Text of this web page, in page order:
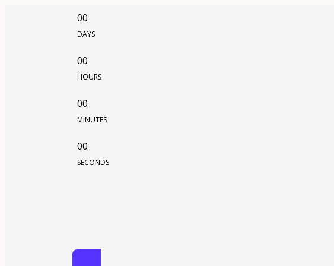
00
DAYS
00
HOURS
00
MINUTES
00
SECONDS